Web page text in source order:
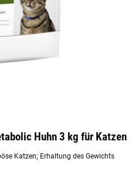
Huhn 3 kg für Katzen
Katzen; Erhaltung des Gewichts